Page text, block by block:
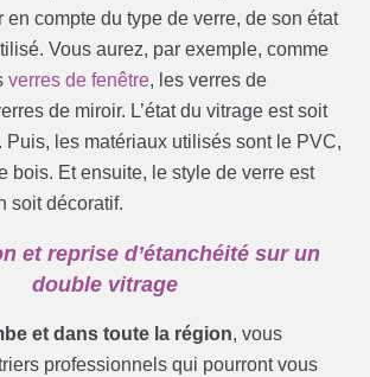
en compte du type de verre, de son état
Vous aurez, par exemple, comme
verres de fenêtre, les verres de
de miroir. L’état du vitrage est soit
Puis, les matériaux utilisés sont le PVC,
bois. Et ensuite, le style de verre est
soit décoratif.
et reprise d’étanchéité sur un
double vitrage
et dans toute la région, vous
professionnels qui pourront vous